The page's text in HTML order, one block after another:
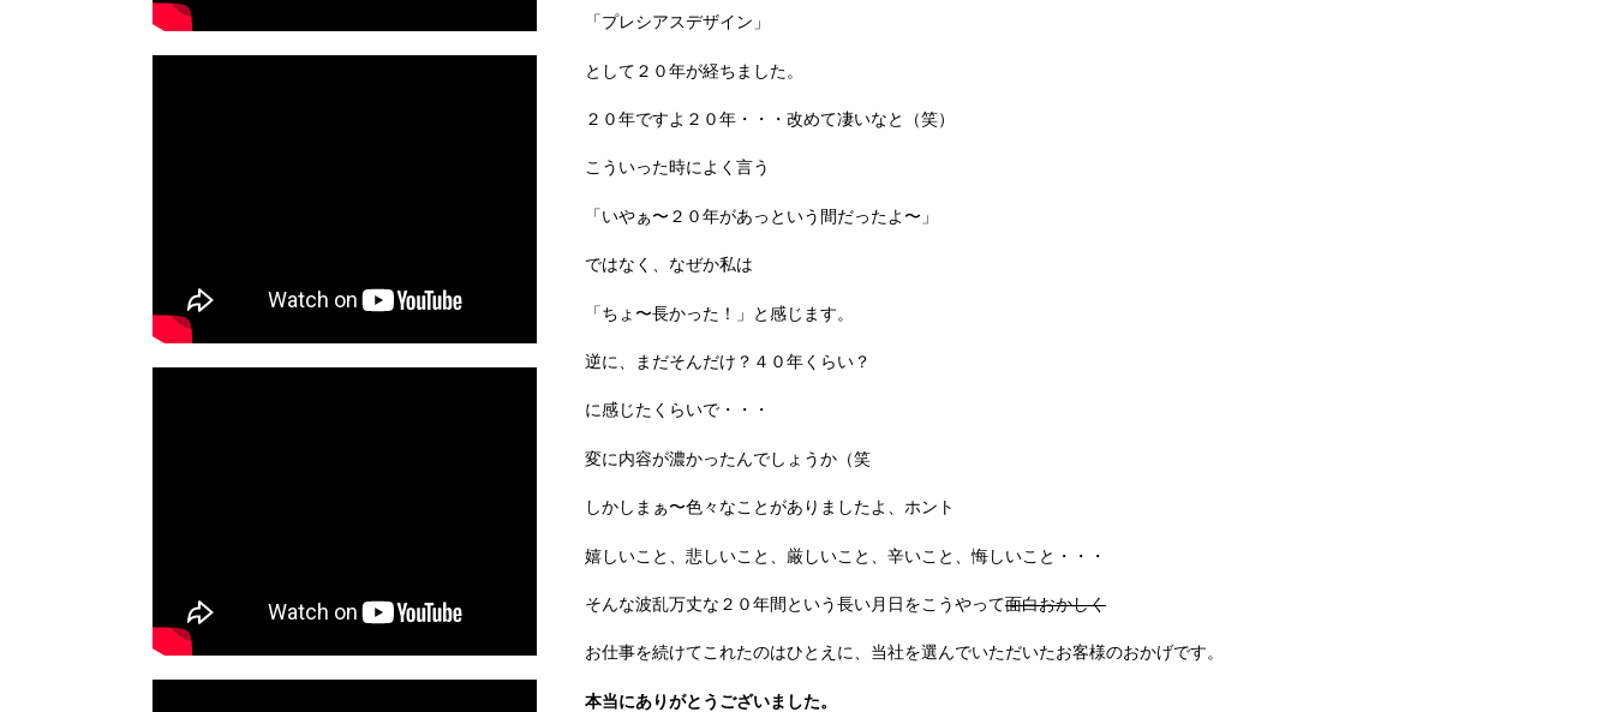
「プレシアスデザイン」
として２０年が経ちました。
２０年ですよ２０年・・・改めて凄いなと（笑）
こういった時によく言う
「いやぁ〜２０年があっという間だったよ〜」
ではなく、なぜか私は
「ちょ〜長かった！」と感じます。
逆に、まだそんだけ？４０年くらい？
に感じたくらいで・・・
変に内容が濃かったんでしょうか（笑
しかしまぁ〜色々なことがありましたよ、ホント
嬉しいこと、悲しいこと、厳しいこと、辛いこと、悔しいこと・・・
そんな波乱万丈な２０年間という長い月日をこうやって面白おかしく
お仕事を続けてこれたのはひとえに、当社を選んでいただいたお客様のおかげです。
本当にありがとうございました。